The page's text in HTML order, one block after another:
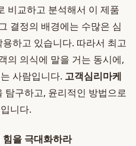
비교하고 분석해서 이 제품
결정의 배경에는 수많은 심
하고 있습니다. 따라서 최고
의 의식에 말을 거는 동시에,
사람입니다. 고객심리마케
탐구하고, 윤리적인 방법으로
니다.
을 극대화하라